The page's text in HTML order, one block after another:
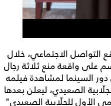
التواصل الاجتماعي، خلال
على واقعة منع ثلاثة رجال
السينما لمشاهدة فيلمه
الصعيدي، ليعلن بعدها
الأول للجلّابية الصعيدي"